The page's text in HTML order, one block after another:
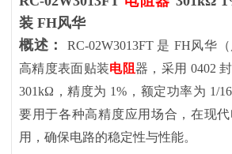
装 FH风华
概述：
RC-02W3013FT 是 FH风华
高精度表面贴装电阻器，采用 0402
301kΩ，精度为 1%，额定功率为 1/
要用于各种高精度应用场合，在现
用，确保电路的稳定性与性能。